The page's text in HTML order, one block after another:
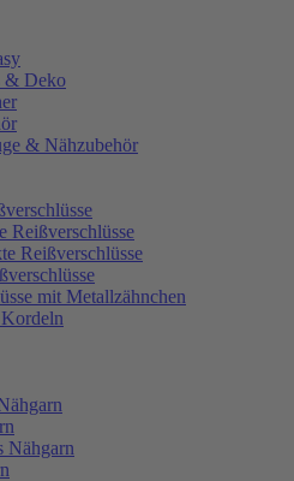
& Deko
& Nähzubehör
Reißverschlüsse
Reißverschlüsse
mit Metallzähnchen
Nähgarn